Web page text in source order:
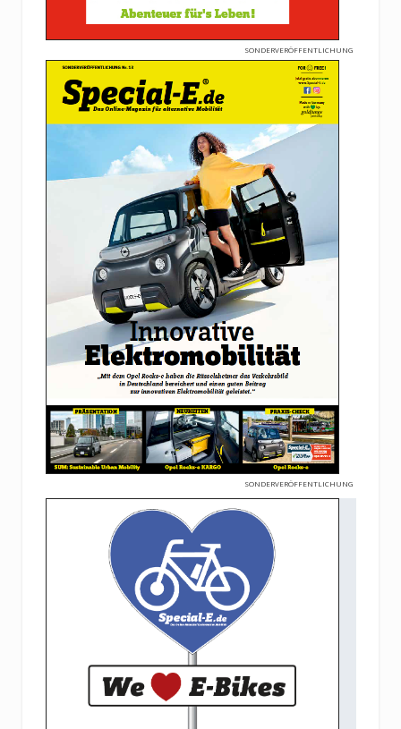
SONDERVERÖFFENTLICHUNG
SONDERVERÖFFENTLICHUNG